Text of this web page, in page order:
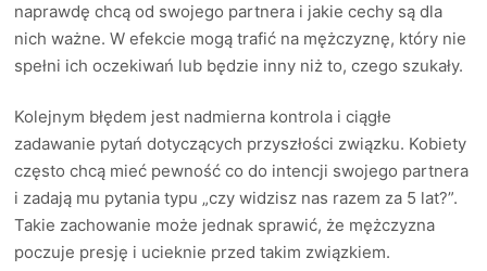
naprawdę chcą od swojego partnera i jakie cechy są dla
nich ważne. W efekcie mogą trafić na mężczyznę, który nie
spełni ich oczekiwań lub będzie inny niż to, czego szukały.
Kolejnym błędem jest nadmierna kontrola i ciągłe
zadawanie pytań dotyczących przyszłości związku. Kobiety
często chcą mieć pewność co do intencji swojego partnera
i zadają mu pytania typu „czy widzisz nas razem za 5 lat?”.
Takie zachowanie może jednak sprawić, że mężczyzna
poczuje presję i ucieknie przed takim związkiem.